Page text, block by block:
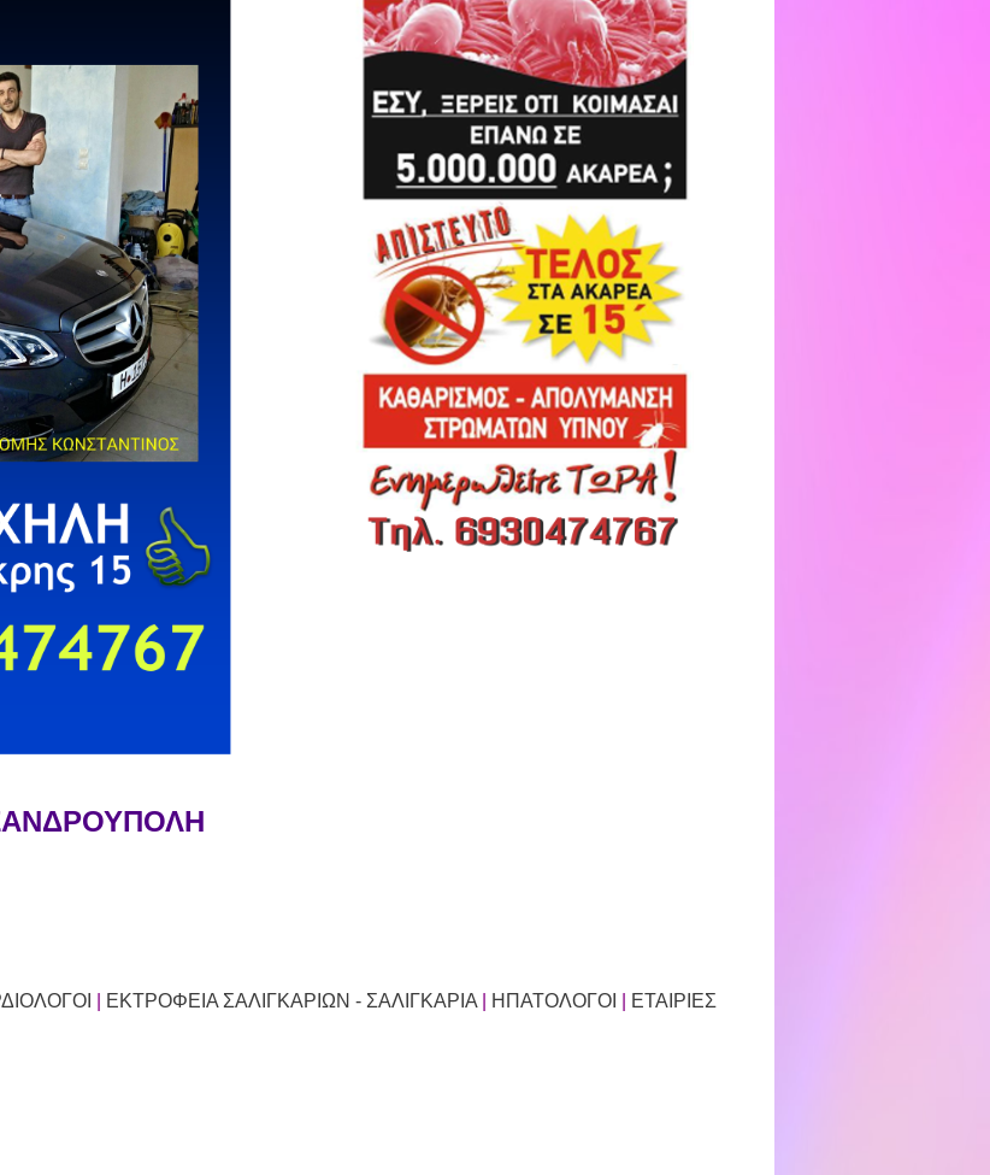
ΕΚΤΡΟΦΕΙΑ ΣΑΛΙΓΚΑΡΙΩΝ - ΣΑΛΙΓΚΑΡΙΑ| ΗΠΑΤΟΛΟΓΟΙ
ΕΤΑΙΡΙΕΣ